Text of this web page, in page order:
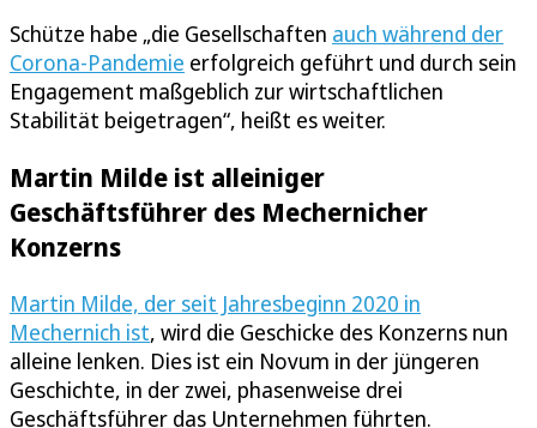
Schütze habe „die Gesellschaften auch während der
Corona-Pandemie erfolgreich geführt und durch sein
Engagement maßgeblich zur wirtschaftlichen
Stabilität beigetragen“, heißt es weiter.
Martin Milde ist alleiniger
Geschäftsführer des Mechernicher
Konzerns
Martin Milde, der seit Jahresbeginn 2020 in
Mechernich ist, wird die Geschicke des Konzerns nun
alleine lenken. Dies ist ein Novum in der jüngeren
Geschichte, in der zwei, phasenweise drei
Geschäftsführer das Unternehmen führten.